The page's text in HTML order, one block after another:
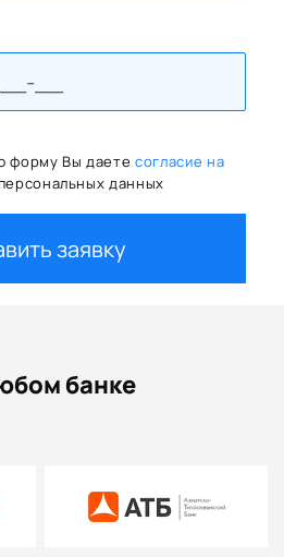
форму Вы даете согласие на
данных
заявку
банке